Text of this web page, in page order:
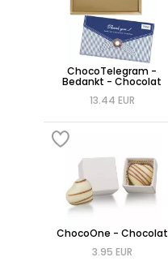
ChocoTelegram -
Bedankt - Chocolat
13.44 EUR
ChocoOne - Chocolat
3.95 EUR